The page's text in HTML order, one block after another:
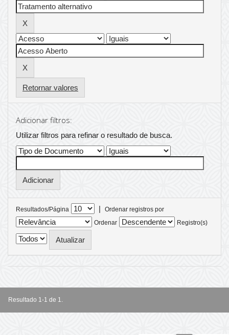
Retornar valores
Adicionar filtros:
Utilizar filtros para refinar o resultado de busca.
Resultados/Página |
Ordenar registros por
Ordenar
Registro(s)
Resultado 1-1 de 1.